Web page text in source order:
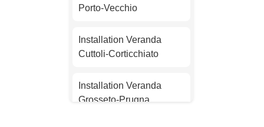
Nantes
Installation Veranda
Strasbourg
Installation Veranda
Montpellier
Porto-Vecchio
Installation Veranda
Cuttoli-Corticchiato
Installation Veranda
Grosseto-Prugna